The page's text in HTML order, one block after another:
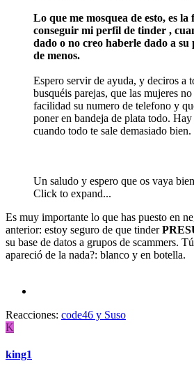
Lo que me mosquea de esto, es
conseguir mi perfil de tinder ,
dado o no creo haberle dado a su
de menos.
Espero servir de ayuda, y deciros a
busquéis parejas, que las mujeres
facilidad su numero de telefono y
poner en bandeja de plata todo.
cuando todo te sale demasiado bien.
Un saludo y espero que os vaya
Click to expand...
Es muy importante lo que has puesto en
anterior: estoy seguro de que tinder
su base de datos a grupos de scammers.
apareció de la nada?: blanco y en botella.
Reacciones: code46 y Suso
K
king1